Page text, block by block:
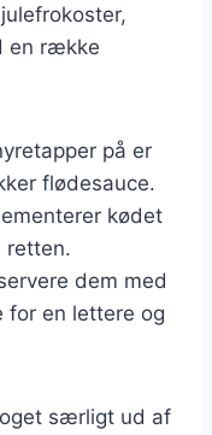
en række
på er
flødesauce.
kødet
retten.
dem med
for en lettere og
særligt ud af